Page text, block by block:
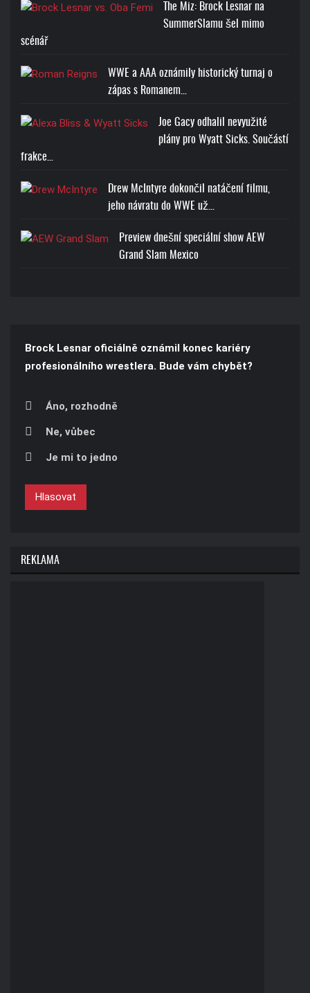
The Miz: Brock Lesnar na
SummerSlamu šel mimo
scénář
WWE a AAA oznámily historický turnaj o
zápas s Romanem…
Joe Gacy odhalil nevyužité
plány pro Wyatt Sicks. Součástí
frakce…
Drew McIntyre dokončil natáčení filmu,
jeho návratu do WWE už…
Preview dnešní speciální show AEW
Grand Slam Mexico
Brock Lesnar oficiálně oznámil konec kariéry
profesionálního wrestlera. Bude vám chybět?
Áno, rozhodně
Ne, vůbec
Je mi to jedno
Hlasovat
REKLAMA